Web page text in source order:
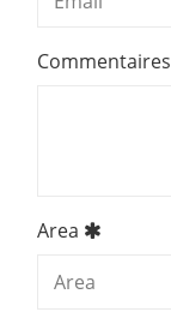
Commentaires
Area